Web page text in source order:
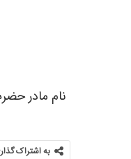
نام مادر
به اشتراک